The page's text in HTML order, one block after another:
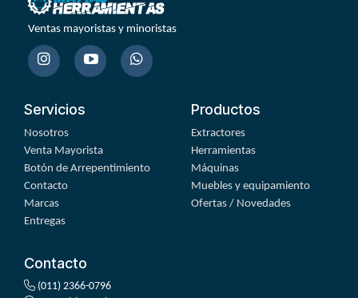
Ventas mayoristas y minoristas
Servicios
Nosotros
Venta Mayorista
Botón de Arrepentimiento
Contacto
Marcas
Entregas
Productos
Extractores
Herramientas
Máquinas
Muebles y equipamiento
Ofertas / Novedades
Contacto
(011) 2366-0796